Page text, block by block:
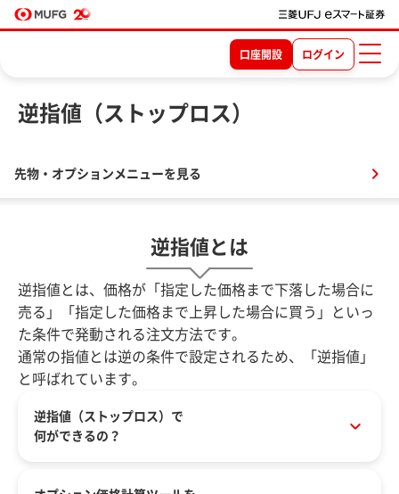
口座開設 ログイン
逆指値（ストップロス）
逆指値とは
逆指値とは、価格が「指定した価格まで下落した場合に
売る」「指定した価格まで上昇した場合に買う」といっ
た条件で発動される注文方法です。
通常の指値とは逆の条件で設定されるため、「逆指値」
と呼ばれています。
逆指値（ストップロス）で
何ができるの？
先物・オプションメニューを見る